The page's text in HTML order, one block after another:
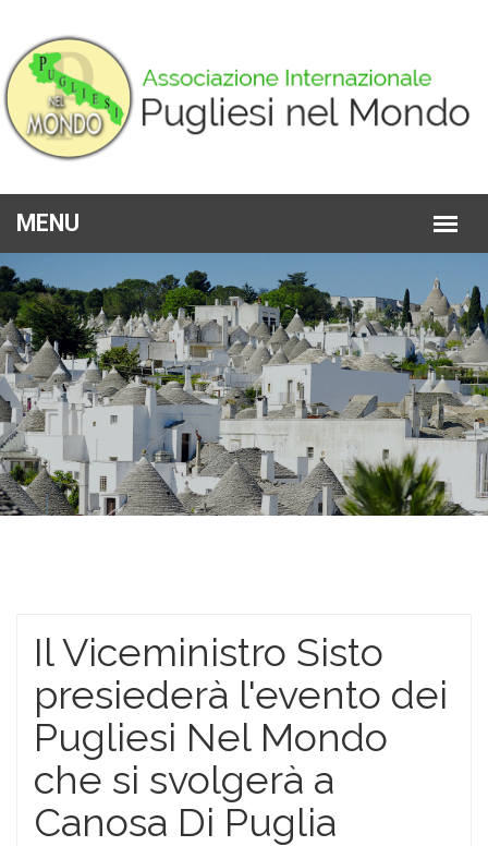
Il Viceministro Sisto
presiederà l'evento dei
Pugliesi Nel Mondo
che si svolgerà a
Canosa Di Puglia